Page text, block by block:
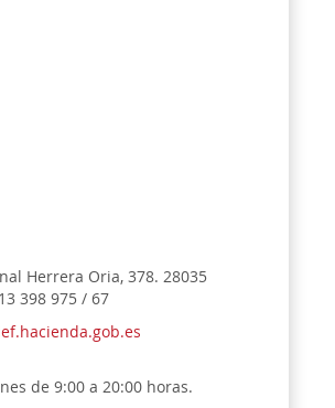
Herrera Oria, 378. 28035
398 975 / 67
de 9:00 a 20:00 horas.